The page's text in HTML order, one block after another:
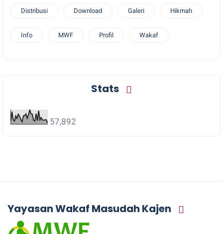
Distribusi Download Galeri Hikmah
Info MWF Profil Wakaf
Stats
57,892
Yayasan Wakaf Masudah Kajen